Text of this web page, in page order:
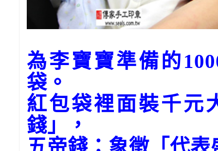
為李寶寶準備的
袋。
紅包袋裡面裝千元
錢」，